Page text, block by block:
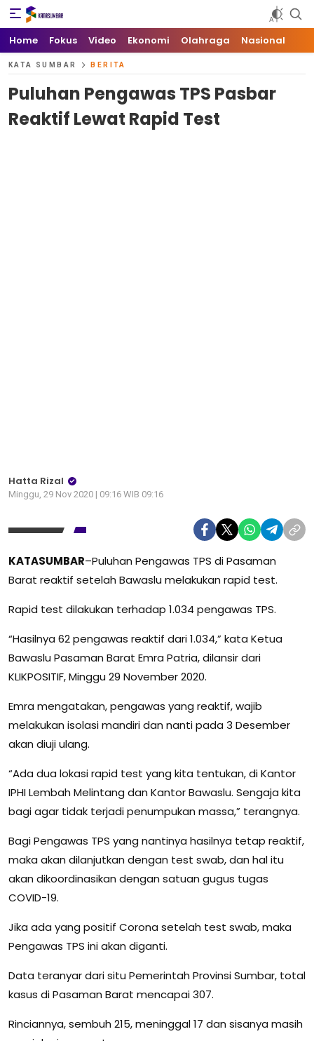
Kata Sumbar
Berita Sumbar Hari Ini
Home Fokus Video Ekonomi Olahraga Nasional
KATA SUMBAR BERITA
Puluhan Pengawas TPS Pasbar
Reaktif Lewat Rapid Test
Hatta Rizal
Minggu, 29 Nov 2020 | 09:16 WIB 09:16
KATASUMBAR–Puluhan Pengawas TPS di Pasaman
Barat reaktif setelah Bawaslu melakukan rapid test.
Rapid test dilakukan terhadap 1.034 pengawas TPS.
“Hasilnya 62 pengawas reaktif dari 1.034,” kata Ketua
Bawaslu Pasaman Barat Emra Patria, dilansir dari
KLIKPOSITIF, Minggu 29 November 2020.
Emra mengatakan, pengawas yang reaktif, wajib
melakukan isolasi mandiri dan nanti pada 3 Desember
akan diuji ulang.
“Ada dua lokasi rapid test yang kita tentukan, di Kantor
IPHI Lembah Melintang dan Kantor Bawaslu. Sengaja kita
bagi agar tidak terjadi penumpukan massa,” terangnya.
Bagi Pengawas TPS yang nantinya hasilnya tetap reaktif,
maka akan dilanjutkan dengan test swab, dan hal itu
akan dikoordinasikan dengan satuan gugus tugas
COVID-19.
Jika ada yang positif Corona setelah test swab, maka
Pengawas TPS ini akan diganti.
Data teranyar dari situ Pemerintah Provinsi Sumbar, total
kasus di Pasaman Barat mencapai 307.
Rinciannya, sembuh 215, meninggal 17 dan sisanya masih